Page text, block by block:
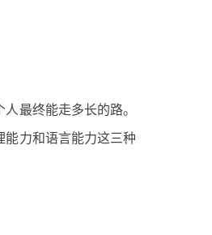
最终能走多长的路。
能力和语言能力这三种